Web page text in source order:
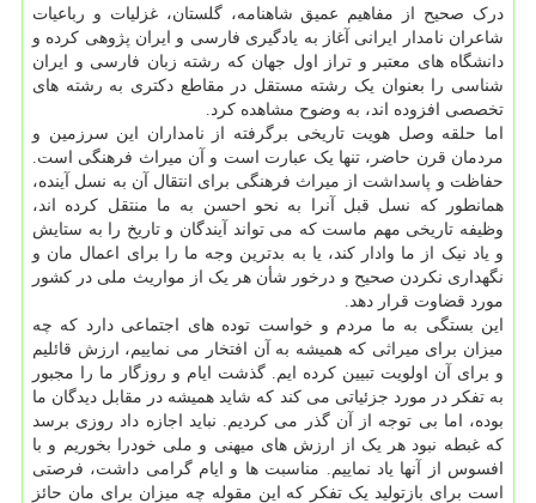
درک صحیح از مفاهیم عمیق شاهنامه، گلستان، غزلیات و رباعیات
شاعران نامدار ایرانی آغاز به یادگیری فارسی و ایران پژوهی کرده و
دانشگاه های معتبر و تراز اول جهان که رشته زبان فارسی و ایران
شناسی را بعنوان یک رشته مستقل در مقاطع دکتری به رشته های
تخصصی افزوده اند، به وضوح مشاهده کرد.
اما حلقه وصل هویت تاریخی برگرفته از نامداران این سرزمین و
مردمان قرن حاضر، تنها یک عبارت است و آن میراث فرهنگی است.
حفاظت و پاسداشت از میراث فرهنگی برای انتقال آن به نسل آینده،
همانطور که نسل قبل آنرا به نحو احسن به ما منتقل کرده اند،
وظیفه تاریخی مهم ماست که می تواند آیندگان و تاریخ را به ستایش
و یاد نیک از ما وادار کند، یا به بدترین وجه ما را برای اعمال مان و
نگهداری نکردن صحیح و درخور شأن هر یک از مواریث ملی در کشور
مورد قضاوت قرار دهد.
این بستگی به ما مردم و خواست توده های اجتماعی دارد که چه
میزان برای میراثی که همیشه به آن افتخار می نماییم، ارزش قائلیم
و برای آن اولویت تبیین کرده ایم. گذشت ایام و روزگار ما را مجبور
به تفکر در مورد جزئیاتی می کند که شاید همیشه در مقابل دیدگان ما
بوده، اما بی توجه از آن گذر می کردیم. نباید اجازه داد روزی برسد
که غبطه نبود هر یک از ارزش های میهنی و ملی خودرا بخوریم و با
افسوس از آنها یاد نماییم. مناسبت ها و ایام گرامی داشت، فرصتی
است برای بازتولید یک تفکر که این مقوله چه میزان برای مان حائز